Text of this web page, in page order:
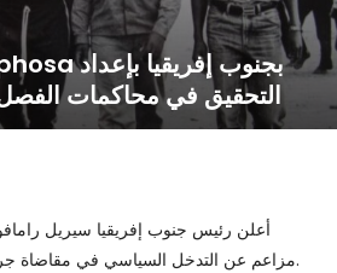
التحقيق في محاكمات
أعلن رئيس جنوب إفريقيا سيريل
مزاعم عن التدخل السياسي في مقاضاة جرائم حقبة الفصل العنصري.